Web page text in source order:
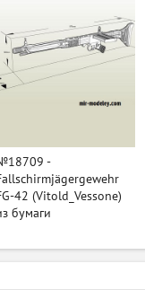
-
42 (Vitold_Vessone)
бумаги